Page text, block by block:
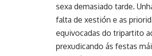
sexa demasiado tarde.
falta de xestión e as
equivocadas do tripartito
prexudicando ás festas